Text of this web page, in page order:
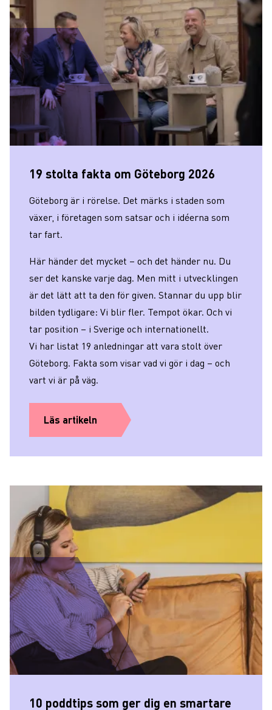
19 stolta fakta om Göteborg 2026
Göteborg är i rörelse. Det märks i staden som
växer, i företagen som satsar och i idéerna som
tar fart.
Här händer det mycket – och det händer nu. Du
ser det kanske varje dag. Men mitt i utvecklingen
är det lätt att ta den för given. Stannar du upp blir
bilden tydligare: Vi blir fler. Tempot ökar. Och vi
tar position – i Sverige och internationellt.
Vi har listat 19 anledningar att vara stolt över
Göteborg. Fakta som visar vad vi gör i dag – och
vart vi är på väg.
Läs artikeln
10 poddtips som ger dig en smartare